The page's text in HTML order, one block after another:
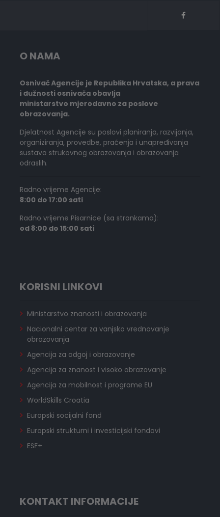
O NAMA
Osnivač Agencije je Republika Hrvatska, a prava
i dužnosti osnivača obavlja
ministarstvo mjerodavno za poslove
obrazovanja.
Djelatnost Agencije su poslovi planiranja, razvijanja,
organiziranja, provedbe, praćenja i unapređivanja
sustava strukovnog obrazovanja i obrazovanja
odraslih.
Radno vrijeme Agencije:
8:00 do 17:00 sati
Radno vrijeme Pisarnice (sa strankama):
od 8:00 do 15:00 sati
KORISNI LINKOVI
Ministarstvo znanosti i obrazovanja
Nacionalni centar za vanjsko vrednovanje
obrazovanja
Agencija za odgoj i obrazovanje
Agencija za znanost i visoko obrazovanje
Agencija za mobilnost i programe EU
WorldSkills Croatia
Europski socijalni fond
Europski strukturni i investicijski fondovi
ESF+
KONTAKT INFORMACIJE